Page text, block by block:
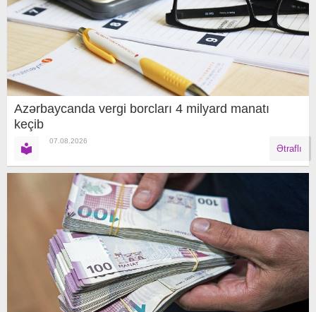
Azərbaycanda vergi borcları 4 milyard manatı
keçib
07.08.2026
Ətraflı